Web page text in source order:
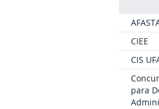
CIEE
CIS
para